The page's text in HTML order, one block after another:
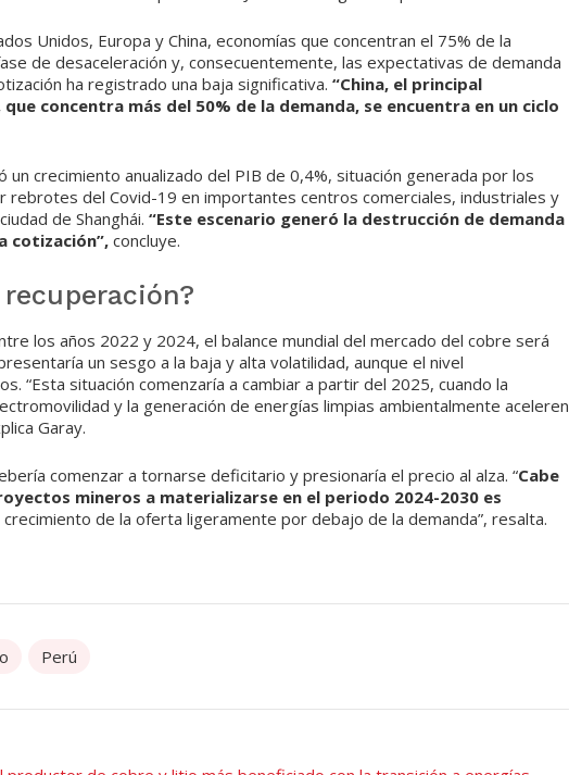
Unidos, Europa y China, economías que concentran el 75% de la
de desaceleración y, consecuentemente, las expectativas de demanda
ha registrado una baja significativa. “China, el principal
concentra más del 50% de la demanda, se encuentra en un ciclo
crecimiento anualizado del PIB de 0,4%, situación generada por los
rebrotes del Covid-19 en importantes centros comerciales, industriales y
de Shanghái. “Este escenario generó la destrucción de demanda
cotización”, concluye.
los años 2022 y 2024, el balance mundial del mercado del cobre será
un sesgo a la baja y alta volatilidad, aunque el nivel
“Esta situación comenzaría a cambiar a partir del 2025, cuando la
y la generación de energías limpias ambientalmente aceleren
Garay.
comenzar a tornarse deficitario y presionaría el precio al alza. “Cabe
mineros a materializarse en el periodo 2024-2030 es
de la oferta ligeramente por debajo de la demanda”, resalta.
Perú